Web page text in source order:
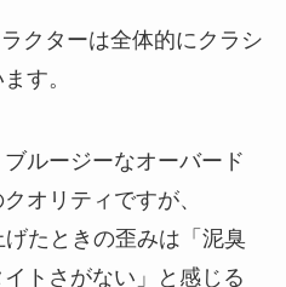
クターは全体的にクラシ
す。
ルージーなオーバード
オリティですが、
たときの歪みは「泥臭
トさがない」と感じる